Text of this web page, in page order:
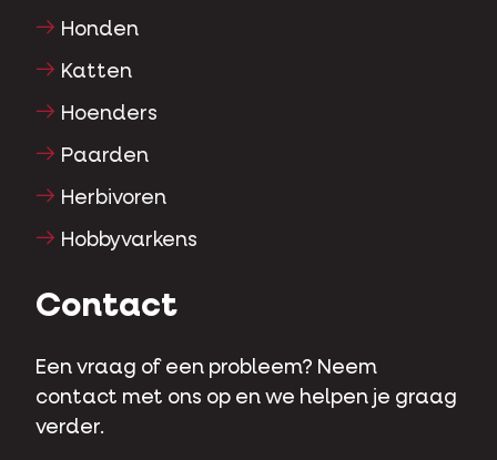
Honden
Katten
Hoenders
Paarden
Herbivoren
Hobbyvarkens
Contact
Een vraag of een probleem? Neem
contact met ons op en we helpen je graag
verder.